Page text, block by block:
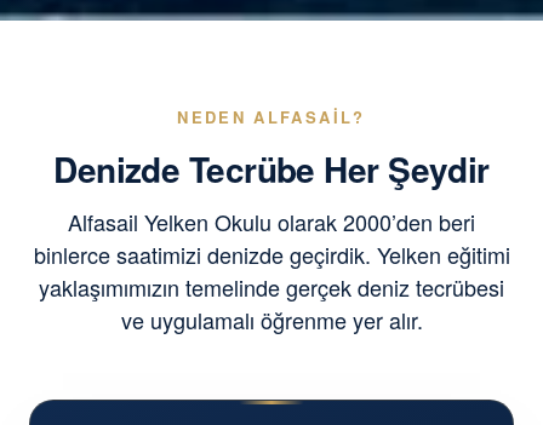
NEDEN ALFASAIL?
Denizde Tecrübe Her Şeydir
Alfasail Yelken Okulu olarak 2000’den beri
binlerce saatimizi denizde geçirdik. Yelken eğitimi
yaklaşımımızın temelinde gerçek deniz tecrübesi
ve uygulamalı öğrenme yer alır.